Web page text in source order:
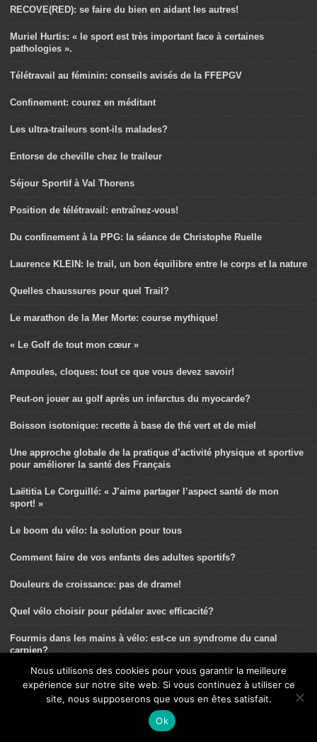
RECOVE(RED): se faire du bien en aidant les autres!
Muriel Hurtis: « le sport est très important face à certaines
pathologies ».
Télétravail au féminin: conseils avisés de la FFEPGV
Confinement: courez en méditant
Les ultra-traileurs sont-ils malades?
Entorse de cheville chez le traileur
Séjour Sportif à Val Thorens
Position de télétravail: entraînez-vous!
Du confinement à la PPG: la séance de Christophe Ruelle
Laurence KLEIN: le trail, un bon équilibre entre le corps et la nature
Quelles chaussures pour quel Trail?
Le marathon de la Mer Morte: course mythique!
« Le Golf de tout mon cœur »
Ampoules, cloques: tout ce que vous devez savoir!
Peut-on jouer au golf après un infarctus du myocarde?
Boisson isotonique: recette à base de thé vert et de miel
Une approche globale de la pratique d’activité physique et sportive
pour améliorer la santé des Français
Laëtitia Le Corguillé: « J’aime partager l’aspect santé de mon
sport! »
Le boom du vélo: la solution pour tous
Comment faire de vos enfants des adultes sportifs?
Douleurs de croissance: pas de drame!
Quel vélo choisir pour pédaler avec efficacité?
Fourmis dans les mains à vélo: est-ce un syndrome du canal
carpien?
Le breaking comme nouvelle pratique
La rotule du cycliste: ses particularités
Le sport, bon pour le moral de nos enfants
Nous utilisons des cookies pour vous garantir la meilleure
expérience sur notre site web. Si vous continuez à utiliser ce
site, nous supposerons que vous en êtes satisfait.
Ok